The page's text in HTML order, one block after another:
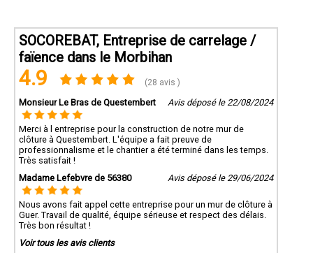
SOCOREBAT, Entreprise de carrelage /
faïence dans le Morbihan
4.9 (28 avis )
Monsieur Le Bras de Questembert Avis déposé le 22/08/2024
Merci à l entreprise pour la construction de notre mur de
clôture à Questembert. L'équipe a fait preuve de
professionnalisme et le chantier a été terminé dans les temps.
Très satisfait !
Madame Lefebvre de 56380
Avis déposé le 29/06/2024
Nous avons fait appel cette entreprise pour un mur de clôture à
Guer. Travail de qualité, équipe sérieuse et respect des délais.
Très bon résultat !
Voir tous les avis clients